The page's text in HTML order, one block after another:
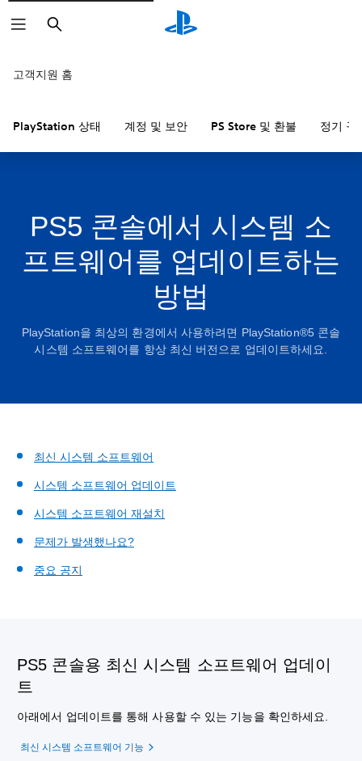
검
색
고객지원 홈
PlayStation 상태 계정 및 보안 PS Store 및 환불 정기 구
PS5 콘솔에서 시스템 소
프트웨어를 업데이트하는
방법
PlayStation을 최상의 환경에서 사용하려면 PlayStation®5 콘솔
시스템 소프트웨어를 항상 최신 버전으로 업데이트하세요.
최신 시스템 소프트웨어
시스템 소프트웨어 업데이트
시스템 소프트웨어 재설치
문제가 발생했나요?
중요 공지
PS5 콘솔용 최신 시스템 소프트웨어 업데이
트
아래에서 업데이트를 통해 사용할 수 있는 기능을 확인하세요.
최신 시스템 소프트웨어 기능